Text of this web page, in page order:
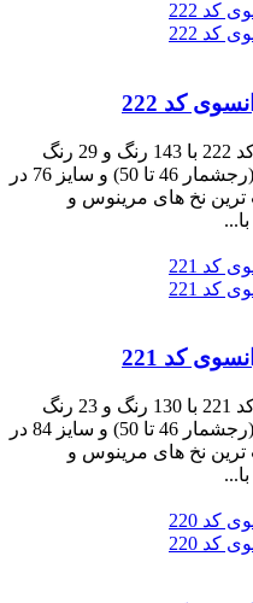
کد 222
نخ و نقشه تابلوفرش دستباف طرح کد 222 با 143 رنگ و 29 رنگ
ابریشم به ابعاد 719 رج در 500 گره (رجشمار 46 تا 50) و سایز 76 در
ترین نخ های مرینوس و
کد 221
نخ و نقشه تابلوفرش دستباف طرح کد 221 با 130 رنگ و 23 رنگ
ابریشم به ابعاد 551 رج در 800 گره (رجشمار 46 تا 50) و سایز 84 در
ترین نخ های مرینوس و